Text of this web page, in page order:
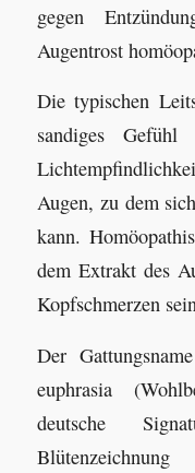
gegen
Augentrost
Die typischen
sandiges
Augen, zu dem
kann.
dem Extrakt des
Kopfschmerzen
Der
euphrasia
deutsche